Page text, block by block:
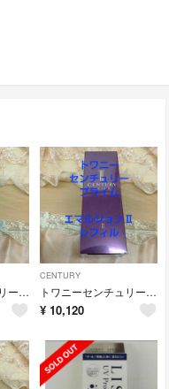
トワニーセンチュリープライムエマルジョンⅠレフィル
CENTURY
トワニーセンチュリープライムエマルジョンⅡレフィル
¥ 10,120